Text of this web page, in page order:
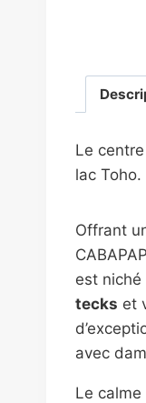
Le
lac Toho.
Offrant
est niché
tecks et
avec
Le calme